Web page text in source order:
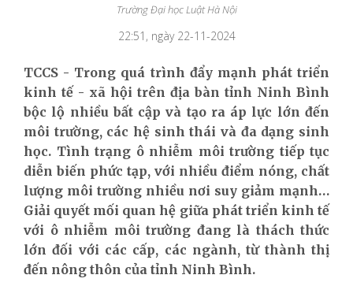
Trường Đại học Luật Hà Nội
22:51, ngày 22-11-2024
TCCS - Trong quá trình đẩy mạnh phát triển
kinh tế - xã hội trên địa bàn tỉnh Ninh Bình
bộc lộ nhiều bất cập và tạo ra áp lực lớn đến
môi trường, các hệ sinh thái và đa dạng sinh
học. Tình trạng ô nhiễm môi trường tiếp tục
diễn biến phức tạp, với nhiều điểm nóng, chất
lượng môi trường nhiều nơi suy giảm mạnh…
Giải quyết mối quan hệ giữa phát triển kinh tế
với ô nhiễm môi trường đang là thách thức
lớn đối với các cấp, các ngành, từ thành thị
đến nông thôn của tỉnh Ninh Bình.